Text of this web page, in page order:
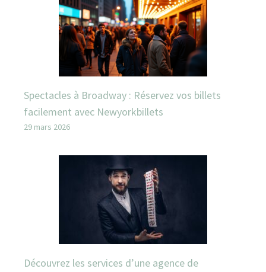
Spectacles à Broadway : Réservez vos billets
facilement avec Newyorkbillets
29 mars 2026
Découvrez les services d’une agence de